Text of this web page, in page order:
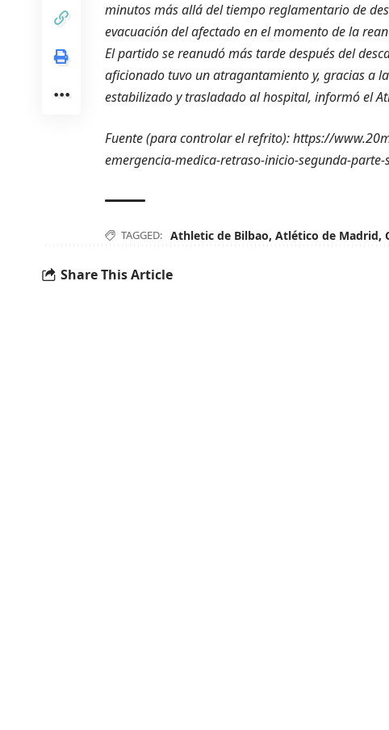
minutos más allá del tiempo reglamentario de
evacuación del afectado en el momento de la
El partido se reanudó más tarde después del
aficionado tuvo un atragantamiento y, gracias a
estabilizado y trasladado al hospital, informó el
Fuente (para controlar el refrito): https://
emergencia-medica-retraso-inicio-segunda-
TAGGED: Athletic de Bilbao, Atlético de Madrid,
Share This Article